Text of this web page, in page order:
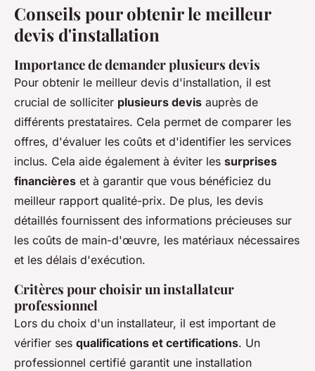
Conseils pour obtenir le meilleur
devis d'installation
Importance de demander plusieurs devis
Pour obtenir le meilleur devis d'installation, il est
crucial de solliciter plusieurs devis auprès de
différents prestataires. Cela permet de comparer les
offres, d'évaluer les coûts et d'identifier les services
inclus. Cela aide également à éviter les surprises
financières et à garantir que vous bénéficiez du
meilleur rapport qualité-prix. De plus, les devis
détaillés fournissent des informations précieuses sur
les coûts de main-d'œuvre, les matériaux nécessaires
et les délais d'exécution.
Critères pour choisir un installateur
professionnel
Lors du choix d'un installateur, il est important de
vérifier ses qualifications et certifications. Un
professionnel certifié garantit une installation